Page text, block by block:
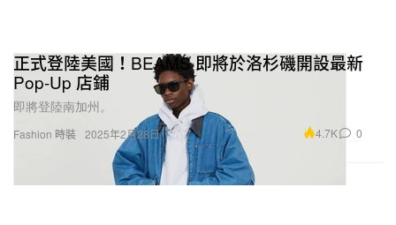
Fashion 時裝
正式登陸美國！BEAMS 即將於洛杉磯開設最新
Pop-Up 店鋪
即將登陸南加州。
2025年2月28日 4.7K 0